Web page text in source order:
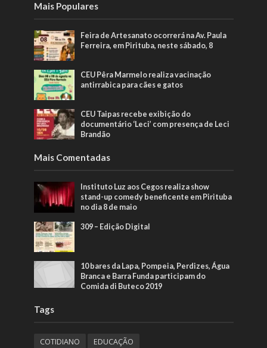
Mais Populares
Feira de Artesanato ocorrerá na Av. Paula
Ferreira, em Pirituba, neste sábado, 8
CEU Pêra Marmelo realiza vacinação
antirrabica para cães e gatos
CEU Taipas recebe exibição do
documentário ‘Leci’ com presença de Leci
Brandão
Mais Comentadas
Instituto Luz aos Cegos realiza show
stand-up comedy beneficente em Pirituba
no dia 8 de maio
309 – Edição Digital
10 bares da Lapa, Pompeia, Perdizes, Água
Branca e Barra Funda participam do
Comida di Buteco 2019
Tags
COTIDIANO EDUCAÇÃO